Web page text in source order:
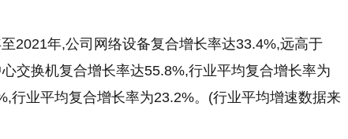
2021年,公司网络设备复合增长率达33.4%,远高于
交换机复合增长率达55.8%,行业平均复合增长率为
行业平均复合增长率为23.2%。(行业平均增速数据来